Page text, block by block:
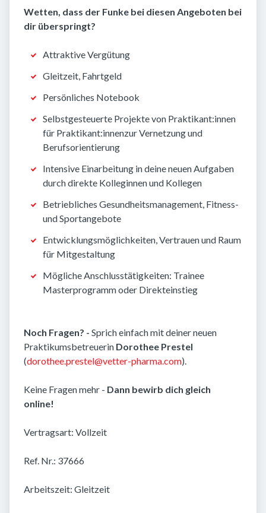
Wetten, dass der Funke bei diesen Angeboten bei
dir überspringt?
Attraktive Vergütung
Gleitzeit, Fahrtgeld
Persönliches Notebook
Selbstgesteuerte Projekte von Praktikant:innen
für Praktikant:innenzur Vernetzung und
Berufsorientierung
Intensive Einarbeitung in deine neuen Aufgaben
durch direkte Kolleginnen und Kollegen
Betriebliches Gesundheitsmanagement, Fitness-
und Sportangebote
Entwicklungsmöglichkeiten, Vertrauen und Raum
für Mitgestaltung
Mögliche Anschlusstätigkeiten: Trainee
Masterprogramm oder Direkteinstieg
Noch Fragen? - Sprich einfach mit deiner neuen
Praktikumsbetreuerin Dorothee Prestel
(dorothee.prestel@vetter-pharma.com).
Keine Fragen mehr - Dann bewirb dich gleich
online!
Vertragsart: Vollzeit
Ref. Nr.: 37666
Arbeitszeit: Gleitzeit